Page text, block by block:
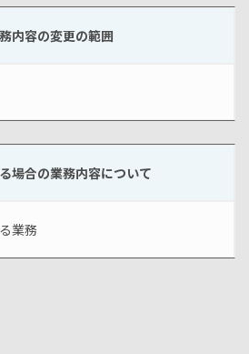
内容の変更の範囲
場合の業務内容について
業務